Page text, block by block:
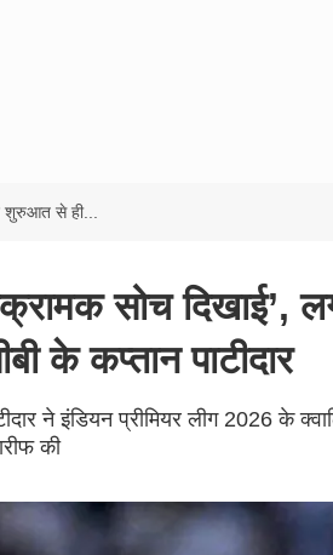
शुरुआत से ही...
सोच दिखाई’,
के कप्तान पाटीदार
ने इंडियन प्रीमियर लीग 2026 के
की